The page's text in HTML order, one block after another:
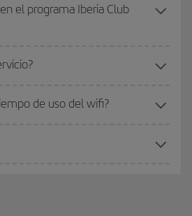
el programa Iberia Club
de uso del wifi?